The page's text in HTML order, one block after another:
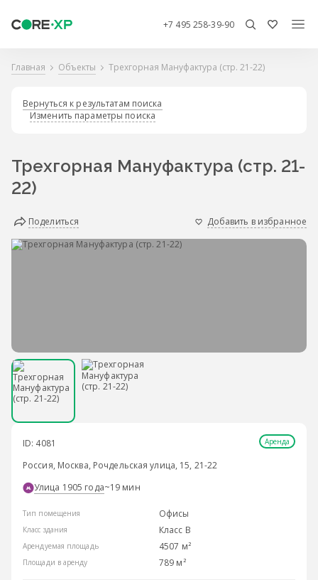
+7 495 258-39-90
Главная Объекты Трехгорная Мануфактура (стр. 21-22)
Вернуться к результатам поиска
Изменить параметры поиска
Трехгорная Мануфактура (стр. 21-
22)
Поделиться Добавить в избранное
ID: 4081 Аренда
Россия, Москва, Рочдельская улица, 15, 21-22
Улица 1905 года~19 мин
Тип помещения Офисы
Класс здания Класс B
Арендуемая площадь 4507 м²
Площади в аренду 789 м²